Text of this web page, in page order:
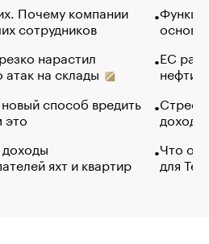
Почему компании
сотрудников
нарастил
на склады
способ вредить
это
яхт и квартир
основ
ЕС
нефти
Что
для